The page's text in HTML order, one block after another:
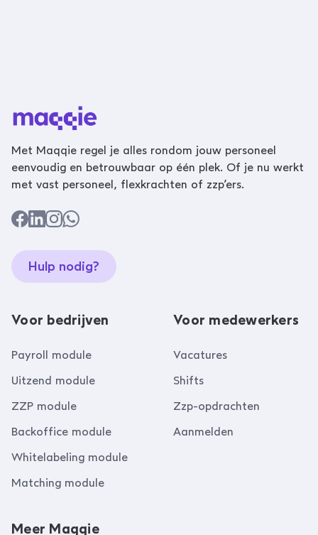
Met Maqqie regel je alles rondom jouw personeel
eenvoudig en betrouwbaar op één plek. Of je nu werkt
met vast personeel, flexkrachten of zzp’ers.
Hulp nodig?
Voor bedrijven
Payroll module
Uitzend module
ZZP module
Backoffice module
Whitelabeling module
Matching module
Voor medewerkers
Vacatures
Shifts
Zzp-opdrachten
Aanmelden
Meer Maqqie